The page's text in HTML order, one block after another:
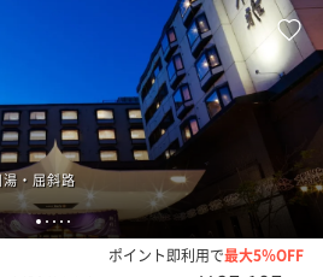
1 2 34 5
・屈斜路
ポイント即利用で最大5％OFF